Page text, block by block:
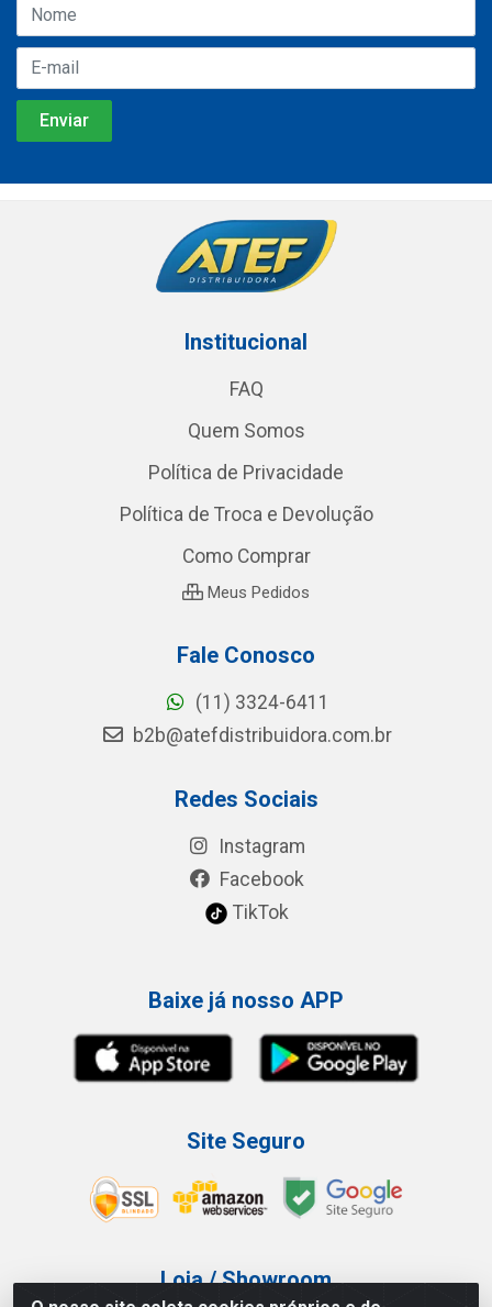
Institucional
FAQ
Quem Somos
Política de Privacidade
Política de Troca e Devolução
Como Comprar
Meus Pedidos
Fale Conosco
(11) 3324-6411
b2b@atefdistribuidora.com.br
Redes Sociais
Instagram
Facebook
TikTok
Baixe já nosso APP
Site Seguro
Loja / Showroom